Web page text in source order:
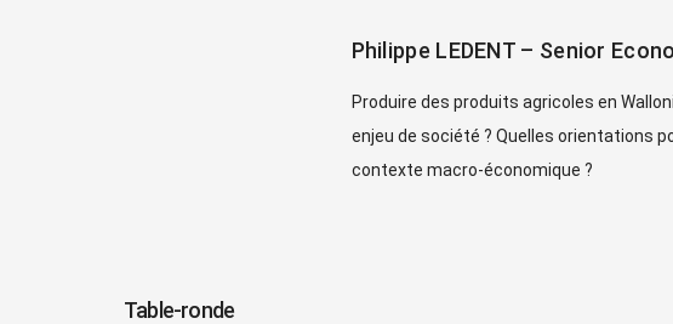
Philippe LEDENT – Senior
Produire des produits agricoles en
enjeu de société ? Quelles orientations
contexte macro-économique ?
Table-ronde